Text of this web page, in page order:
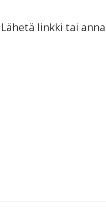
Lähetä linkki tai